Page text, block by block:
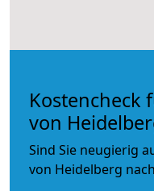
Kostencheck
von
Sind Sie neugierig
von Heidelberg